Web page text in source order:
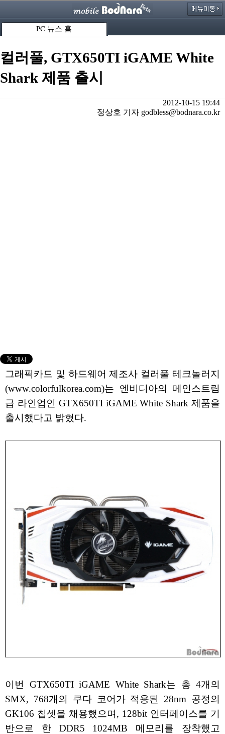
PC 뉴스 홈
컬러풀, GTX650TI iGAME White
Shark 제품 출시
2012-10-15 19:44
정상호 기자 godbless@bodnara.co.kr
그래픽카드 및 하드웨어 제조사 컬러풀 테크놀러지
(www.colorfulkorea.com)는 엔비디아의 메인스트림
급 라인업인 GTX650TI iGAME White Shark 제품을
출시했다고 밝혔다.
이번 GTX650TI iGAME White Shark는 총 4개의
SMX, 768개의 쿠다 코어가 적용된 28nm 공정의
GK106 칩셋을 채용했으며, 128bit 인터페이스를 기
반으로 한 DDR5 1024MB 메모리를 장착했고